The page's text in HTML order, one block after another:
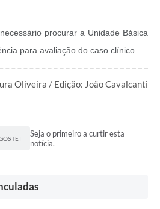
procurar a Unidade Básica
para avaliação do caso clínico.
Oliveira / Edição: João Cavalcanti
Seja o primeiro a curtir esta
notícia.